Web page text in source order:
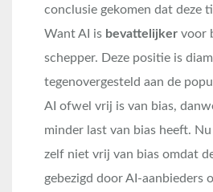
conclusie gekomen dat deze
Want AI is bevattelijker voor
schepper. Deze positie is
tegenovergesteld aan de
AI ofwel vrij is van bias,
minder last van bias heeft.
zelf niet vrij van bias omdat
gebezigd door AI-aanbieders